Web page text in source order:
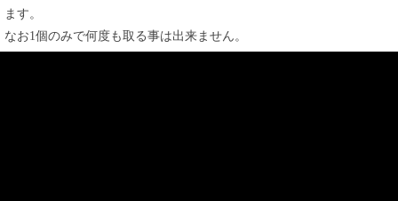
ます。
なお1個のみで何度も取る事は出来ません。